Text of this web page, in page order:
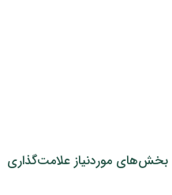
بخش‌های موردنیاز علامت‌گذاری